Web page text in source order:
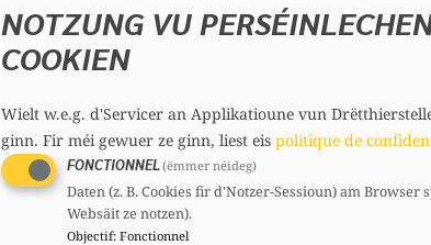
21 juillet 2026
Question parlementaire
NOTZUNG VU
COOKIEN
Wielt w.e.g. d'Servicer an Applikatioune vun
ginn. Fir méi gewuer ze ginn, liest eis politique de
FONCTIONNEL(ëmmer néideg)
Daten (z. B. Cookies fir d'Notzer-Sessioun) am Browser
Websäit ze notzen).
Objectif: Fonctionnel